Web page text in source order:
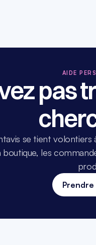
AIDE
pas
se tient
les